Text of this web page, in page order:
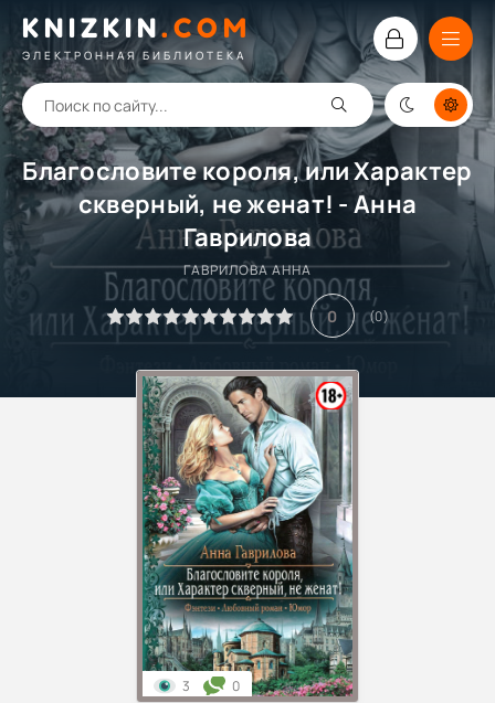
KNIZKIN.COM
ЭЛЕКТРОННАЯ БИБЛИОТЕКА
Благословите короля, или Характер
скверный, не женат! - Анна
Гаврилова
ГАВРИЛОВА АННА
0 (0)
3 0